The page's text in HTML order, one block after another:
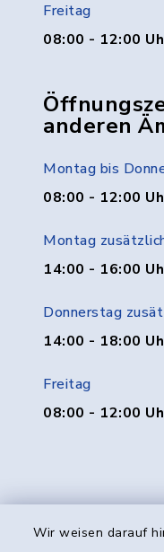
Wir weisen darauf
Freitag
08:00 - 12:00
anderen
Montag bis
08:00 - 12:00
Montag
14:00 - 16:00
Donnerstag
14:00 - 18:00
Freitag
08:00 - 12:00